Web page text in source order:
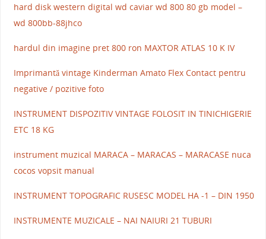
hard disk western digital wd caviar wd 800 80 gb model –
wd 800bb-88jhco
hardul din imagine pret 800 ron MAXTOR ATLAS 10 K IV
Imprimantă vintage Kinderman Amato Flex Contact pentru
negative / pozitive foto
INSTRUMENT DISPOZITIV VINTAGE FOLOSIT IN TINICHIGERIE
ETC 18 KG
instrument muzical MARACA – MARACAS – MARACASE nuca
cocos vopsit manual
INSTRUMENT TOPOGRAFIC RUSESC MODEL HA -1 – DIN 1950
INSTRUMENTE MUZICALE – NAI NAIURI 21 TUBURI